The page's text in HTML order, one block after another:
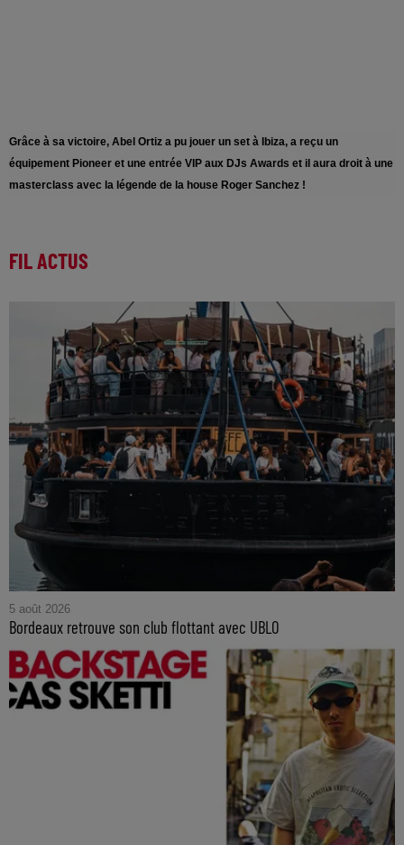
Grâce à sa victoire, Abel Ortiz a pu jouer un set à Ibiza, a reçu un
équipement Pioneer et une entrée VIP aux DJs Awards et il aura droit à une
masterclass avec la légende de la house Roger Sanchez !
FIL ACTUS
5 août 2026
Bordeaux retrouve son club flottant avec UBLO